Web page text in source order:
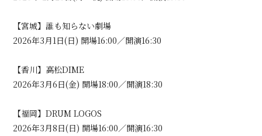
【宮城】誰も知らない劇場
2026年3月1日(日) 開場16:00／開演16:30
【香川】高松DIME
2026年3月6日(金) 開場18:00／開演18:30
【福岡】DRUM LOGOS
2026年3月8日(日) 開場16:00／開演16:30